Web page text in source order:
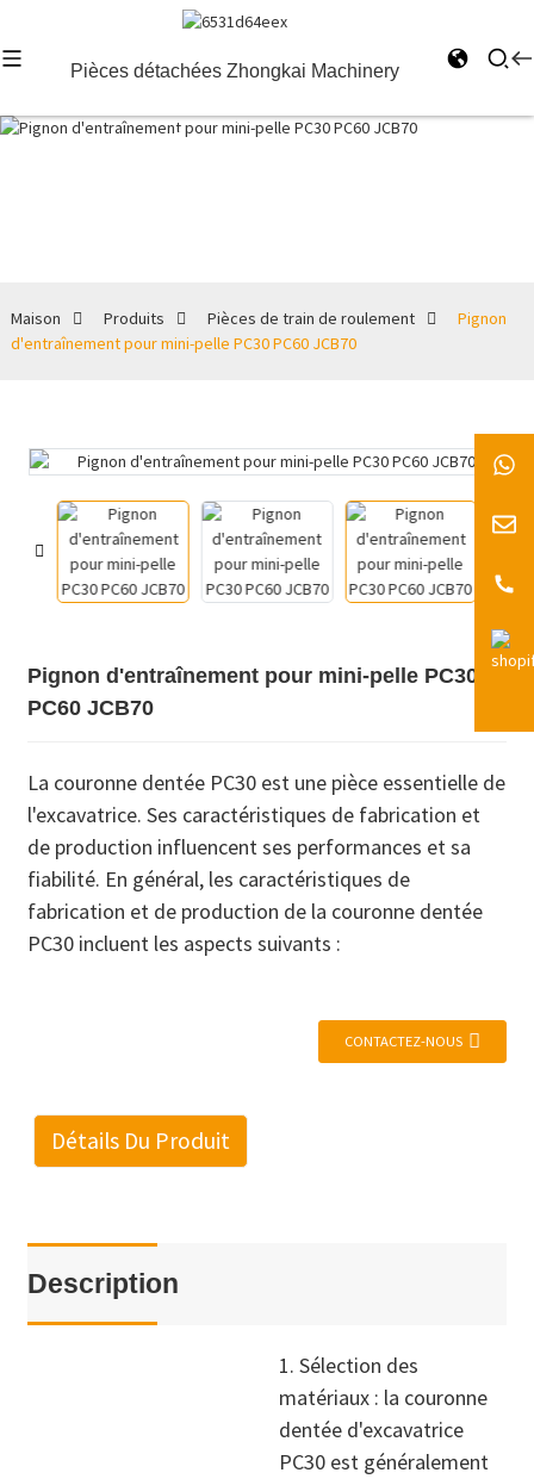
Pièces détachées Zhongkai Machinery
Pièces de
Maison Produits Pièces de train de roulement
Pignon
d'entraînement pour mini-pelle PC30 PC60 JCB70
Pignon d'entraînement pour mini-pelle PC30
PC60 JCB70
La couronne dentée PC30 est une pièce essentielle de
l'excavatrice. Ses caractéristiques de fabrication et
de production influencent ses performances et sa
fiabilité. En général, les caractéristiques de
fabrication et de production de la couronne dentée
PC30 incluent les aspects suivants :
CONTACTEZ-NOUS
Détails Du Produit
Description
1. Sélection des
matériaux : la couronne
dentée d'excavatrice
PC30 est généralement